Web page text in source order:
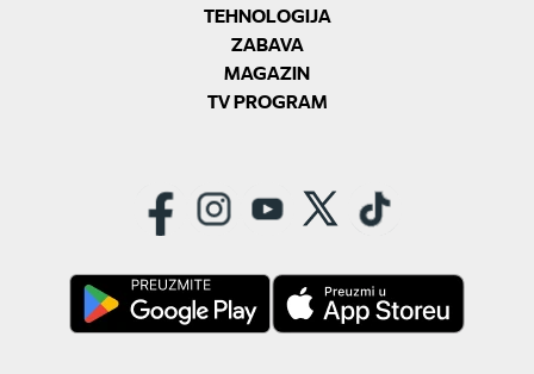
TEHNOLOGIJA
ZABAVA
MAGAZIN
TV PROGRAM